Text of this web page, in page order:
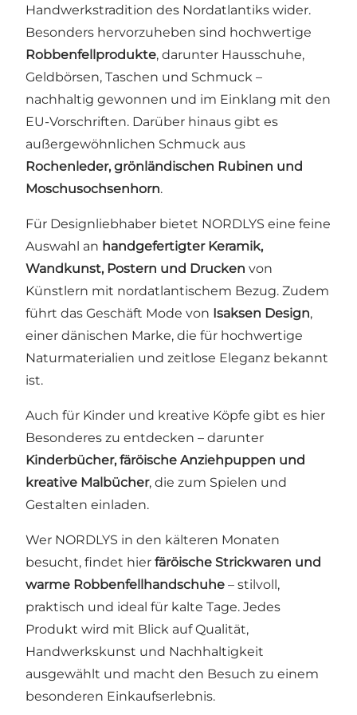
Handwerkstradition des Nordatlantiks wider.
Besonders hervorzuheben sind hochwertige
Robbenfellprodukte, darunter Hausschuhe,
Geldbörsen, Taschen und Schmuck –
nachhaltig gewonnen und im Einklang mit den
EU-Vorschriften. Darüber hinaus gibt es
außergewöhnlichen Schmuck aus
Rochenleder, grönländischen Rubinen und
Moschusochsenhorn.
Für Designliebhaber bietet NORDLYS eine feine
Auswahl an handgefertigter Keramik,
Wandkunst, Postern und Drucken von
Künstlern mit nordatlantischem Bezug. Zudem
führt das Geschäft Mode von Isaksen Design,
einer dänischen Marke, die für hochwertige
Naturmaterialien und zeitlose Eleganz bekannt
ist.
Auch für Kinder und kreative Köpfe gibt es hier
Besonderes zu entdecken – darunter
Kinderbücher, färöische Anziehpuppen und
kreative Malbücher, die zum Spielen und
Gestalten einladen.
Wer NORDLYS in den kälteren Monaten
besucht, findet hier färöische Strickwaren und
warme Robbenfellhandschuhe – stilvoll,
praktisch und ideal für kalte Tage. Jedes
Produkt wird mit Blick auf Qualität,
Handwerkskunst und Nachhaltigkeit
ausgewählt und macht den Besuch zu einem
besonderen Einkaufserlebnis.